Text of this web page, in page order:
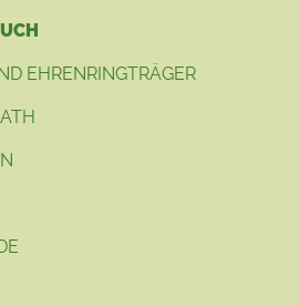
EHRENRINGTRÄGER